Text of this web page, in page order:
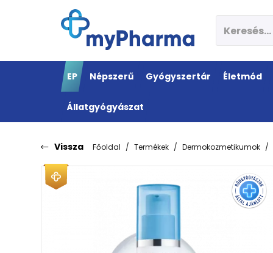
EP Népszerű Gyógyszertár Életmód
Állatgyógyászat
Vissza Főoldal Termékek Dermokozmetikumok